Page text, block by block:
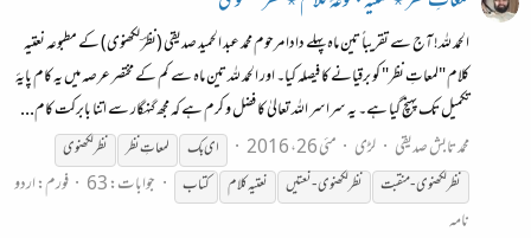
الحمد للہ! آج سے تقریباً تین ماہ پہلے دادا مرحوم محمد عبد الحمید صدیقی (نظرؔ لکھنوی) کے مطبوعہ نعتیہ
کلام "لمعاتِ نظر" کو برقیانے کا فیصلہ کیا۔ اور الحمد للہ تین ماہ سے کم کے مختصر عرصہ میں یہ کام پایۂ
تکمیل تک پہنچ گیا ہے۔ یہ سراسر اللہ تعالیٰ کا فضل و کرم ہے کہ مجھ گنہگار سے اتنا بابرکت کام...
محمد تابش صدیقی
لڑی مئی 26، 2016 ای بک لمعاتِ نظر
نظر لکھنوی
نظر لکھنوی - منقبت
نظر لکھنوی - نعتیں نعتیہکلام کتاب جوابات: 63 فورم:اردو
نامہ